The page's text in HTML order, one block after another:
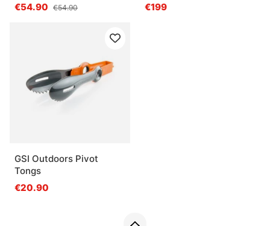
€54.90 €54.90
€199
GSI Outdoors Pivot
Tongs
€20.90